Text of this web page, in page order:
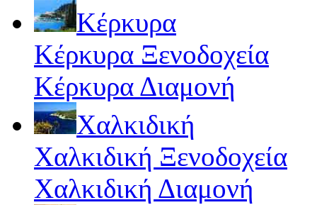
Κέρκυρα
Κέρκυρα Ξενοδοχεία
Κέρκυρα Διαμονή
Χαλκιδική
Χαλκιδική Ξενοδοχεία
Χαλκιδική Διαμονή